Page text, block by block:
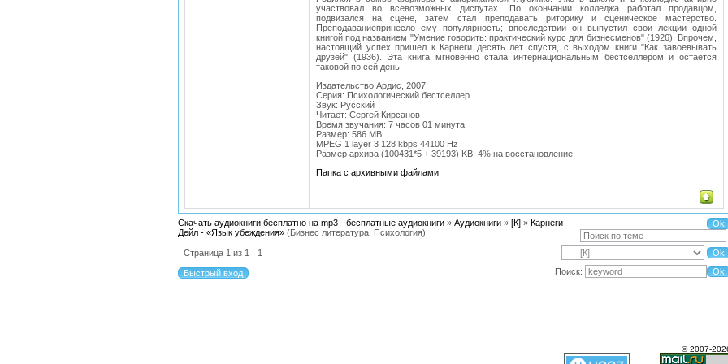
участвовал во всевозможных диспутах. По окончании колледжа работал продавцом,
подвизался на сцене, затем стал преподавать риторику и сценическое мастерство.
Преподаваниепринесло ему популярность; впоследствии он выпустил свои лекции одной
книгой под названием "Умение говорить: практический курс для бизнесменов" (1926). Впрочем,
настоящий успех пришел к Карнеги десять лет спустя, с выходом книги "Как завоевывать
друзей" (1936). Эта книга мгновенно стала интернациональным бестселлером и остается
таковой по сей день
Издательство Ардис, 2007
Серия: Психологический бестселлер
Звук: Русский
Читает: Сергей Кирсанов
Bремя звучания: 7 часов 01 минута.
Размер: 586 MB
MPEG 1 layer 3 128 kbps 44100 Hz
Размер архива (100431*5 + 39193) KB; 4% на восстановление
Папка с архивными файлами
Скачать аудиокниги бесплатно на mp3 - бесплатные аудиокниги » Аудиокниги » [К] » Карнеги
Дейл - «Язык убеждения» (Бизнес литература. Психология)
Страница 1 из 1
1
Поиск:
© 2007-